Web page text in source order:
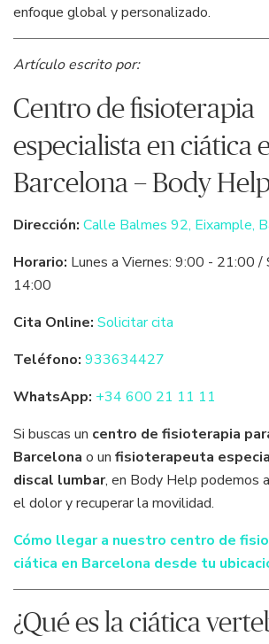
enfoque global y personalizado.
Artículo escrito por:
Centro de fisioterapia
especialista en ciática
Barcelona – Body
Dirección: Calle Balmes 92, Eixample,
Horario: Lunes a Viernes: 9:00 - 21:00 /
14:00
Cita Online: Solicitar cita
Teléfono: 933634427
WhatsApp: +34 600 21 11 11
Si buscas un centro de fisioterapia
Barcelona o un fisioterapeuta
discal lumbar, en Body Help podemos
el dolor y recuperar la movilidad.
Cómo llegar a nuestro centro de
ciática en Barcelona desde tu
¿Qué es la ciática